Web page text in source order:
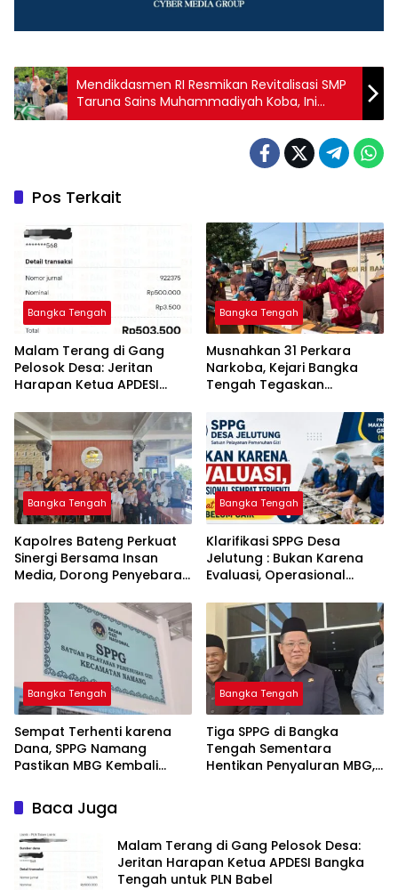
‎Mendikdasmen RI Resmikan Revitalisasi SMP
Taruna Sains Muhammadiyah Koba, Ini
Harapannya!
Pos Terkait
Bangka Tengah
Malam Terang di Gang
Pelosok Desa: Jeritan
Harapan Ketua APDESI
Babel
Bangka Tengah
Musnahkan 31 Perkara
Narkoba, Kejari Bangka
Tengah Tegaskan
Kejahatan Hingga Tuntas
Bangka Tengah
‎Kapolres Bateng Perkuat
Sinergi Bersama Insan
Media, Dorong Penyebaran
Layanan Polri 110
Bangka Tengah
‎Klarifikasi SPPG Desa
Jelutung : Bukan Karena
Evaluasi, Operasional
Dana Banper Belum Cair
Bangka Tengah
‎Sempat Terhenti karena
Dana, SPPG Namang
Pastikan MBG Kembali
Bangka Tengah
‎Tiga SPPG di Bangka
Tengah Sementara
Hentikan Penyaluran MBG,
Baca Juga
Malam Terang di Gang Pelosok Desa:
Jeritan Harapan Ketua APDESI Bangka
Tengah untuk PLN Babel